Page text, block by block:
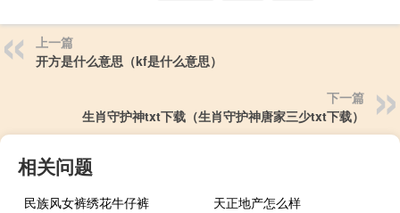
上一篇
开方是什么意思（kf是什么意思）
下一篇
生肖守护神txt下载（生肖守护神唐家三少txt下载）
相关问题
民族风女裤绣花牛仔裤
天正地产怎么样